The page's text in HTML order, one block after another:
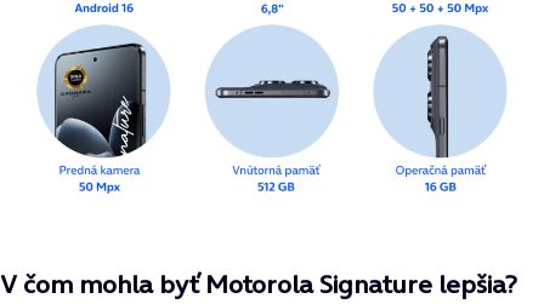
V čom mohla byť Motorola Signature lepšia?